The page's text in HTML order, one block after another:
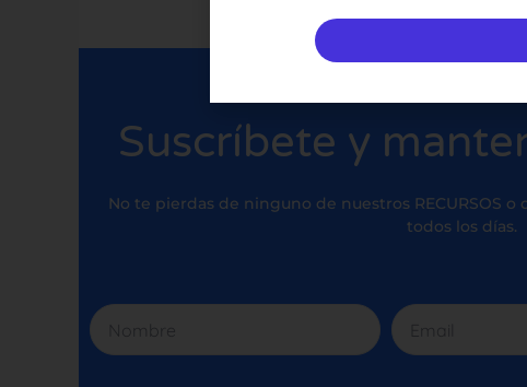
Suscríbete y
No te pierdas de ninguno de nuestros RECURSOS
todos los días.
Nombre Email